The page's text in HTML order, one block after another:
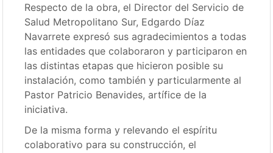
Respecto de la obra, el Director del Servicio de
Salud Metropolitano Sur, Edgardo Díaz
Navarrete expresó sus agradecimientos a todas
las entidades que colaboraron y participaron en
las distintas etapas que hicieron posible su
instalación, como también y particularmente al
Pastor Patricio Benavides, artífice de la
iniciativa.
De la misma forma y relevando el espíritu
colaborativo para su construcción, el